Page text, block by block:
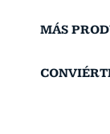
MÁS